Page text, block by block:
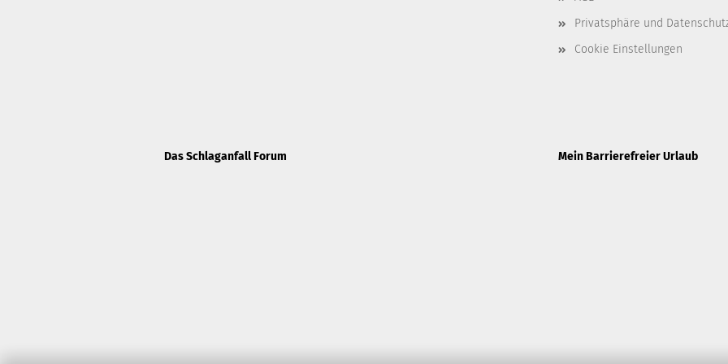
Privatsphäre und
Cookie Einstellungen
Das Schlaganfall Forum Mein Barrierefreier Urlaub